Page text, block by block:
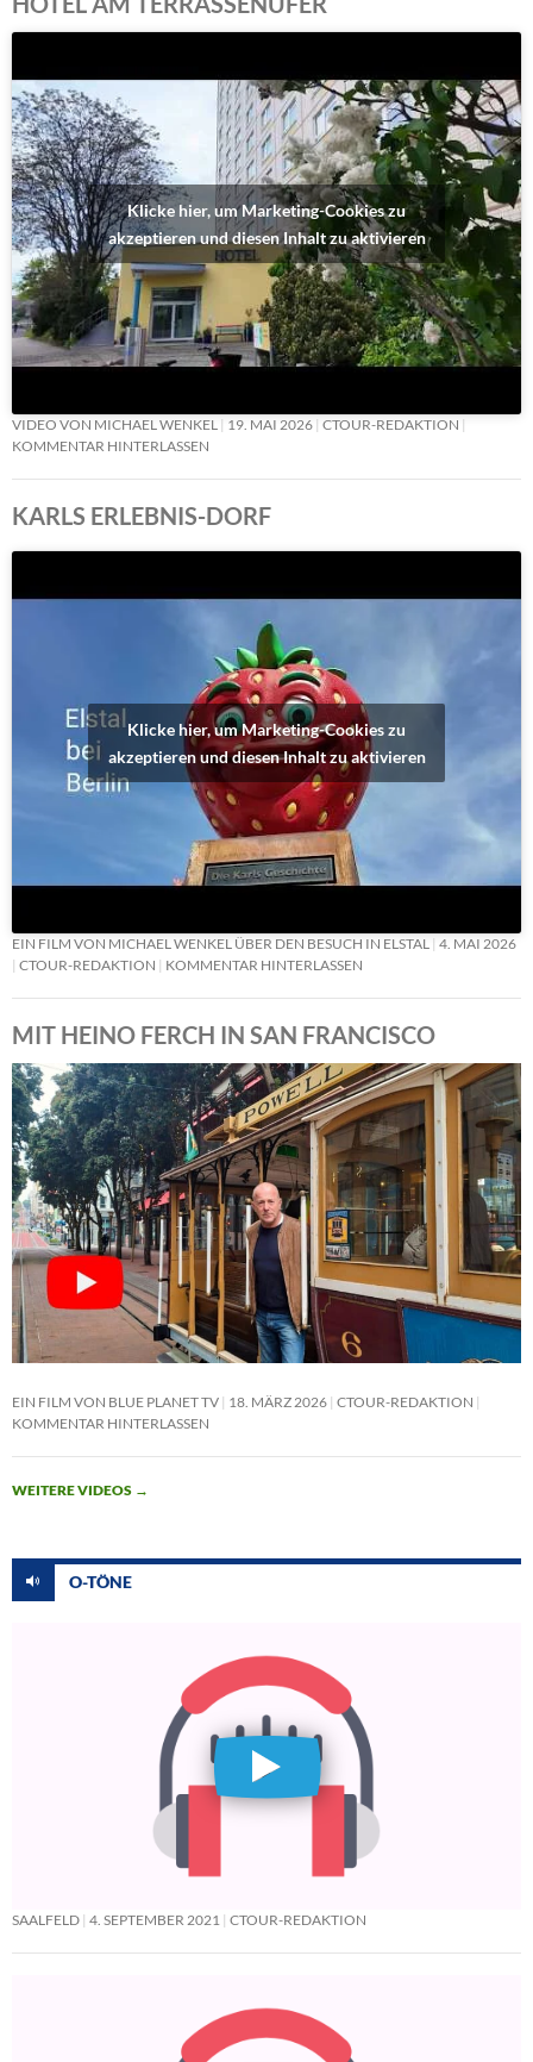
Klicke hier, um Marketing-Cookies zu
akzeptieren und diesen Inhalt zu aktivieren
VIDEO VON MICHAEL WENKEL 19. MAI 2026 CTOUR-REDAKTION
KOMMENTAR HINTERLASSEN
KARLS ERLEBNIS-DORF
Klicke hier, um Marketing-Cookies zu
akzeptieren und diesen Inhalt zu aktivieren
EIN FILM VON MICHAEL WENKEL ÜBER DEN BESUCH IN ELSTAL 4. MAI 2026
CTOUR-REDAKTION
KOMMENTAR HINTERLASSEN
MIT HEINO FERCH IN SAN FRANCISCO
EIN FILM VON BLUE PLANET TV 18. MÄRZ 2026 CTOUR-REDAKTION
KOMMENTAR HINTERLASSEN
WEITERE VIDEOS →
O-TÖNE
SAALFELD 4. SEPTEMBER 2021 CTOUR-REDAKTION